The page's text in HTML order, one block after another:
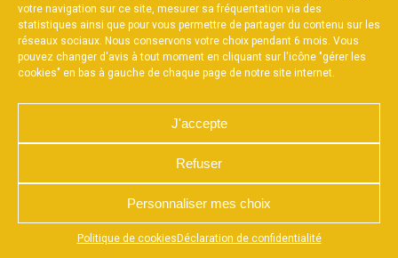
votre navigation sur ce site, mesurer sa fréquentation via des
statistiques ainsi que pour vous permettre de partager du contenu sur les
réseaux sociaux. Nous conservons votre choix pendant 6 mois. Vous
pouvez changer d'avis à tout moment en cliquant sur l'icône "gérer les
cookies" en bas à gauche de chaque page de notre site internet.
J'accepte
Refuser
Personnaliser mes choix
Politique de cookies Déclaration de confidentialité
Appuyez sur le bouton partager en bas de votre